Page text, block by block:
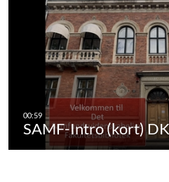
SAMF-Intro (kort) DK